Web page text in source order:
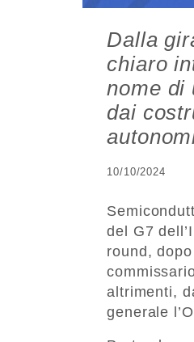
Dalla
chiaro
nome di
dai
10/10/2024
del G7
round,
altrimenti,
generale